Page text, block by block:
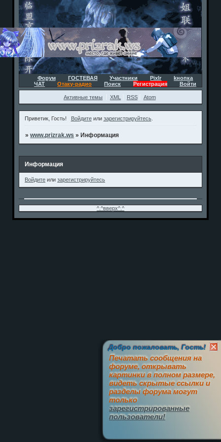
Форум ГОСТЕВАЯ Участники Pixlr
kнопка
ЧАТ
Отаку-радио Поиск Регистрация Войти
Активные темы XML RSS Atom
Приветик, Гость! Войдитеили зарегистрируйтесь.
»www.prizrak.ws » Информация
Информация
Войдите илизарегистрируйтесь
^.^вверх^.^
Добро пожаловать, Гость!
Печатать сообщения на
форуме, открывать
картинки в полном размере,
видеть скрытые ссылки и
разделы форума могут
только
зарегистрированные
пользователи!